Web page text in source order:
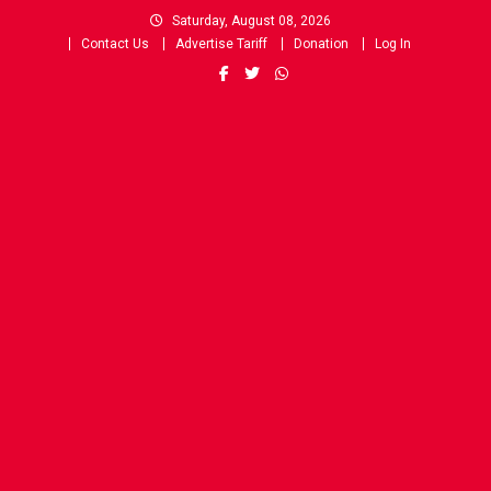
Saturday, August 08, 2026
Contact Us
Advertise Tariff Donation Log In